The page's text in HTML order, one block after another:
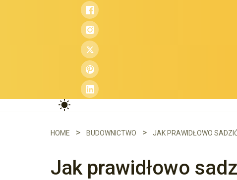
HOME BUDOWNICTWO JAK PRAWIDŁOWO
Jak prawidłowo